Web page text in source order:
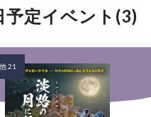
予定イベント(3)
21